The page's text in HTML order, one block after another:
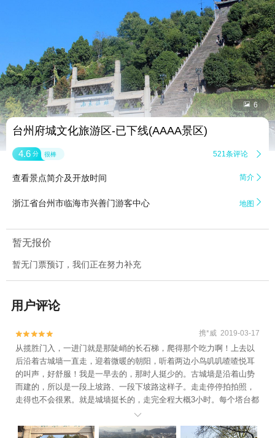
 6
台州府城文化旅游区-已下线(AAAA景区)
4.6 分 很棒 521条评论 
查看景点简介及开放时间 简介 
浙江省台州市临海市兴善门游客中心 地图 
暂无报价
暂无门票预订，我们正在努力补充
用户评论

 携*威 2019-03-17
从揽胜门入，一进门就是那陡峭的长石梯，爬得那个吃力啊！上去以
后沿着古城墙一直走，迎着微暖的朝阳，听着两边小鸟叽叽喳喳悦耳
的叫声，好舒服！我是一早去的，那时人挺少的。古城墙是沿着山势
而建的，所以是一段上坡路、一段下坡路这样子。走走停停拍拍照，
走得也不会很累。就是城墙挺长的，走完全程大概3小时。每个塔台都
有景点的历史介绍，还有二维码扫码讲解。听完对历史的了解深刻了
很多！沿途的公共设施做的不错，每隔一段路就有一个洗手间。而且
